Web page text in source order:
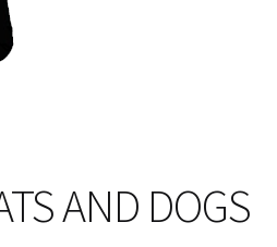
AND DOGS